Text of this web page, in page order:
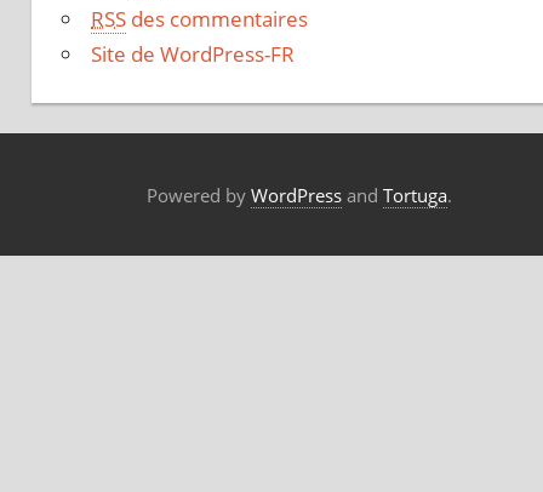
RSS des commentaires
Site de WordPress-FR
Powered by WordPressand Tortuga.